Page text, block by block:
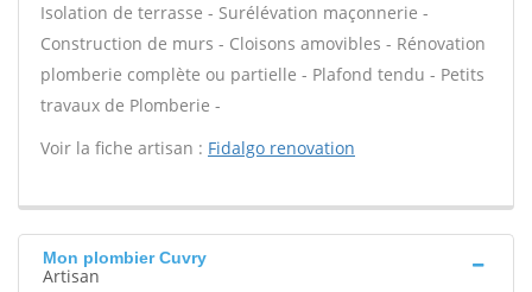
Isolation de terrasse - Surélévation maçonnerie -
Construction de murs - Cloisons amovibles - Rénovation
plomberie complète ou partielle - Plafond tendu - Petits
travaux de Plomberie -
Voir la fiche artisan : Fidalgo renovation
Mon plombier Cuvry
Artisan